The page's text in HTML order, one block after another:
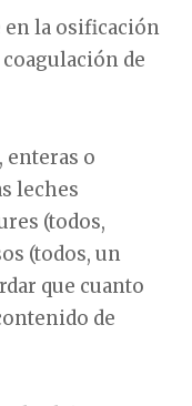
la osificación
de
enteras o
leches
(todos,
(todos, un
que cuanto
de